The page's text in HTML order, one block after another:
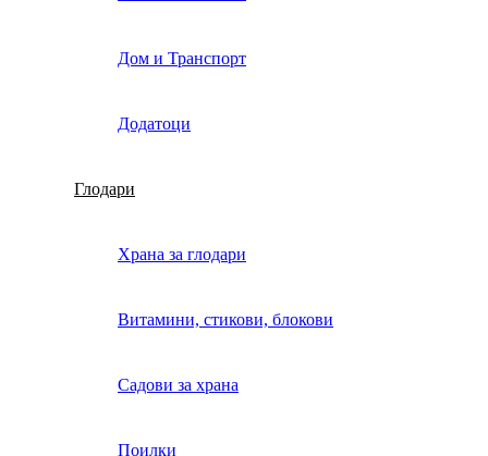
Дом и Транспорт
Додатоци
Глодари
Храна за глодари
Витамини, стикови, блокови
Садови за храна
Поилки